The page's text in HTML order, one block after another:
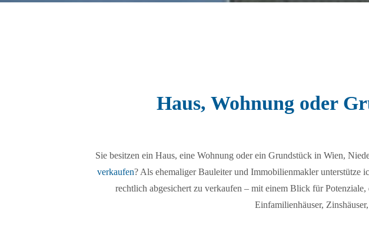
Haus, Wohnung oder
Sie besitzen ein Haus, eine Wohnung oder ein Grundstück in Wien,
verkaufen? Als ehemaliger Bauleiter und Immobilienmakler unterstütze
rechtlich abgesichert zu verkaufen – mit einem Blick für
Einfamilienhäuser,